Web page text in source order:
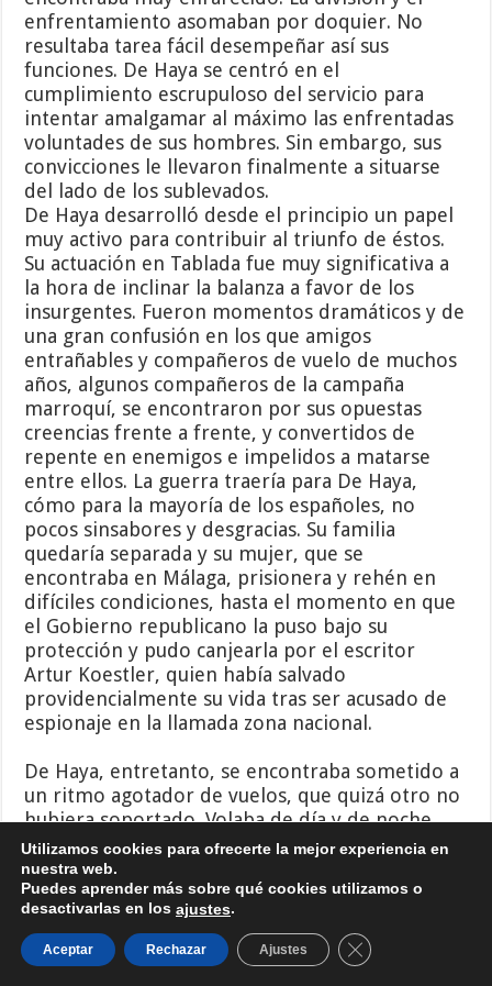
enfrentamiento asomaban por doquier. No
resultaba tarea fácil desempeñar así sus
funciones. De Haya se centró en el
cumplimiento escrupuloso del servicio para
intentar amalgamar al máximo las enfrentadas
voluntades de sus hombres. Sin embargo, sus
convicciones le llevaron finalmente a situarse
del lado de los sublevados.
De Haya desarrolló desde el principio un papel
muy activo para contribuir al triunfo de éstos.
Su actuación en Tablada fue muy significativa a
la hora de inclinar la balanza a favor de los
insurgentes. Fueron momentos dramáticos y de
una gran confusión en los que amigos
entrañables y compañeros de vuelo de muchos
años, algunos compañeros de la campaña
marroquí, se encontraron por sus opuestas
creencias frente a frente, y convertidos de
repente en enemigos e impelidos a matarse
entre ellos. La guerra traería para De Haya,
cómo para la mayoría de los españoles, no
pocos sinsabores y desgracias. Su familia
quedaría separada y su mujer, que se
encontraba en Málaga, prisionera y rehén en
difíciles condiciones, hasta el momento en que
el Gobierno republicano la puso bajo su
protección y pudo canjearla por el escritor
Artur Koestler, quien había salvado
providencialmente su vida tras ser acusado de
espionaje en la llamada zona nacional.
De Haya, entretanto, se encontraba sometido a
un ritmo agotador de vuelos, que quizá otro no
hubiera soportado. Volaba de día y de noche.
Algún día hubo que llegó a realizar hasta once
servicios, como recuerda su hija al autor de este
artículo, escrito en parte gracias a su testimonio
y recuerdos personales. Fueron momentos
también de riesgo y lucha. Y luego de exaltación
al convertirse en el «héroe del Santuario de la
Utilizamos cookies para ofrecerte la mejor experiencia en
nuestra web.
Puedes aprender más sobre qué cookies utilizamos o
desactivarlas en los ajustes.
Aceptar Rechazar Ajustes Cerrar el banner